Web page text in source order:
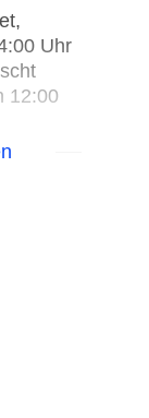
Uhr
12:00